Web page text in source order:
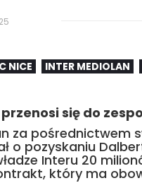
NICE INTER MEDIOLAN
się do
za pośrednictwem
o pozyskaniu
Interu 20
który ma